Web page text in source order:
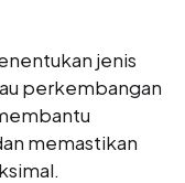
jenis
perkembangan
memastikan